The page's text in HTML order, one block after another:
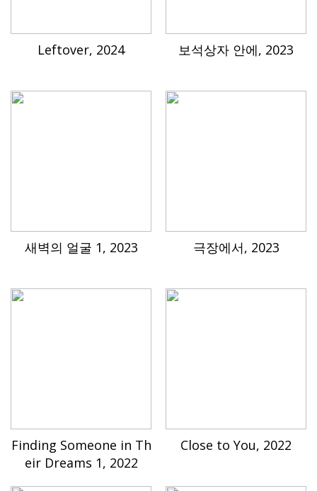
Leftover, 2024 보석상자 안에, 2023
새벽의 얼굴 1, 2023 극장에서, 2023
Finding Someone in Th
eir Dreams 1, 2022
Close to You, 2022